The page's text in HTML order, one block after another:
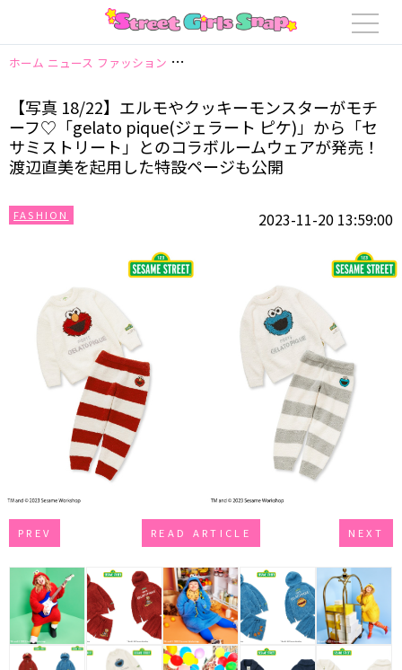
ホーム ニュース ファッション 【写真 18/22】エルモやクッキーモンスタ
【写真 18/22】エルモやクッキーモンスターがモチ
ーフ♡「gelato pique(ジェラート ピケ)」から「セ
サミストリート」とのコラボルームウェアが発売！
渡辺直美を起用した特設ページも公開
FASHION 2023-11-20 13:59:00
PREV READ ARTICLE NEXT